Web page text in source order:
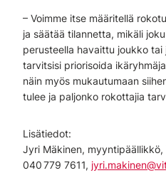
– Voimme itse määritellä
ja säätää tilannetta, mikäli
perusteella havaittu joukko tai
tarvitsisi priorisoida
näin myös mukautumaan
tulee ja paljonko rokottajia
Lisätiedot:
Jyri Mäkinen,
040 779 7611,